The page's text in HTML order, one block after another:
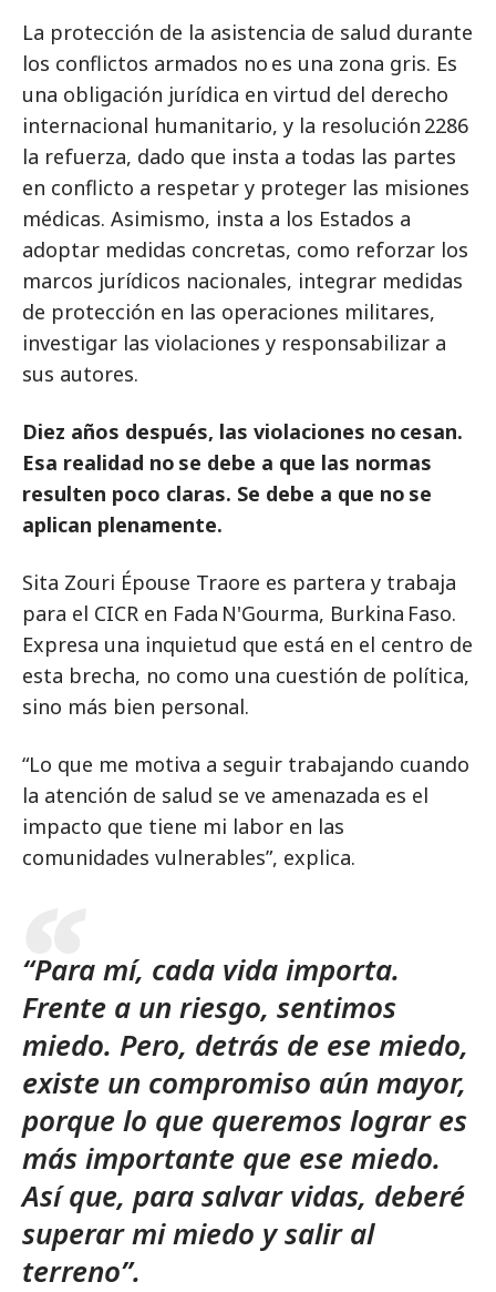
La protección de la asistencia de salud durante
los conflictos armados no es una zona gris. Es
una obligación jurídica en virtud del derecho
internacional humanitario, y la resolución 2286
la refuerza, dado que insta a todas las partes
en conflicto a respetar y proteger las misiones
médicas. Asimismo, insta a los Estados a
adoptar medidas concretas, como reforzar los
marcos jurídicos nacionales, integrar medidas
de protección en las operaciones militares,
investigar las violaciones y responsabilizar a
sus autores.
Diez años después, las violaciones no cesan.
Esa realidad no se debe a que las normas
resulten poco claras. Se debe a que no se
aplican plenamente.
Sita Zouri Épouse Traore es partera y trabaja
para el CICR en Fada N'Gourma, Burkina Faso.
Expresa una inquietud que está en el centro de
esta brecha, no como una cuestión de política,
sino más bien personal.
“Lo que me motiva a seguir trabajando cuando
la atención de salud se ve amenazada es el
impacto que tiene mi labor en las
comunidades vulnerables”, explica.
“Para mí, cada vida importa.
Frente a un riesgo, sentimos
miedo. Pero, detrás de ese miedo,
existe un compromiso aún mayor,
porque lo que queremos lograr es
más importante que ese miedo.
Así que, para salvar vidas, deberé
superar mi miedo y salir al
terreno”.